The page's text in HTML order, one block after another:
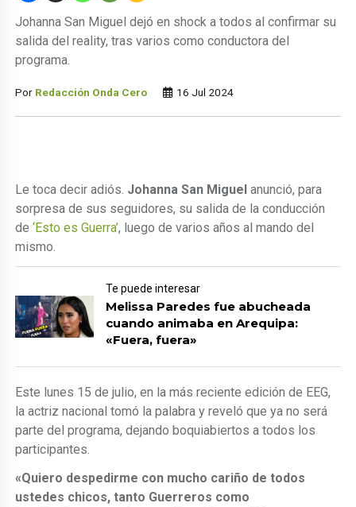
Johanna San Miguel dejó en shock a todos al confirmar su
salida del reality, tras varios como conductora del
programa.
Por Redacción Onda Cero 16 Jul 2024
Le toca decir adiós. Johanna San Miguelanunció, para
sorpresa de sus seguidores, su salida de la conducción
de‘Esto es Guerra’, luego de varios años al mando del
mismo.
Te puede interesar
Melissa Paredes fue abucheada
cuando animaba en Arequipa:
«Fuera, fuera»
Este lunes 15 de julio, en la más reciente edición de EEG,
la actriz nacional tomó la palabra y reveló que ya no será
parte del programa, dejando boquiabiertos a todos los
participantes.
«Quiero despedirme con mucho cariño de todos
ustedes chicos, tanto Guerreros como